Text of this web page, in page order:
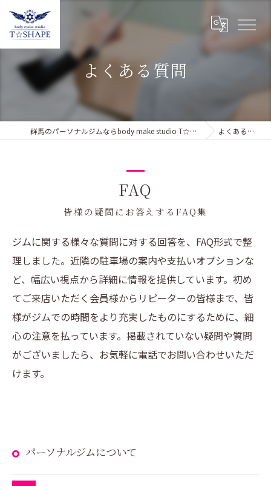
よくある質問
群馬のパーソナルジムならbody make studio T☆SHAPE よくある質問
皆様の疑問にお答えするFAQ集
FAQ
ジムに関する様々な質問に対する回答を、FAQ形式で整
理しました。近隣の駐車場の案内や支払いオプションな
ど、幅広い視点から詳細に情報を提供しています。初め
てご来店いただく会員様からリピーターの皆様まで、皆
様がジムでの時間をより充実したものにするために、細
心の注意を払っています。掲載されていない疑問や質問
がございましたら、お気軽に電話でお問い合わせいただ
けます。
パーソナルジムについて